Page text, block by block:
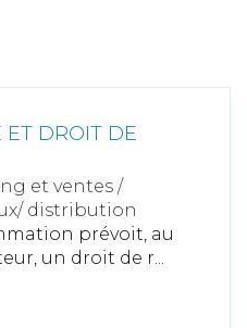
ET DROIT DE
et ventes /
distribution
prévoit, au
un droit de r...